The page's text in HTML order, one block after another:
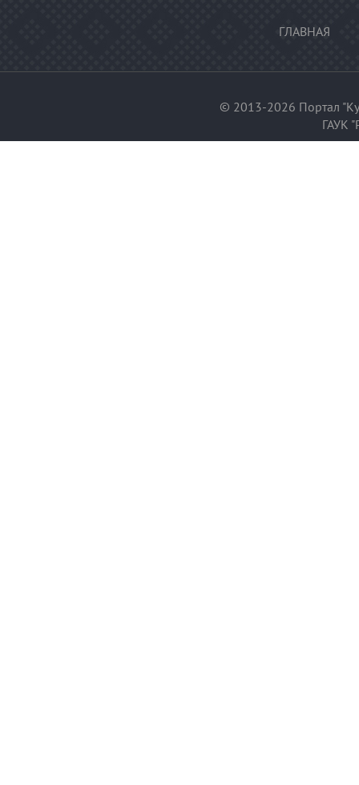
ГЛАВНАЯ
© 2013-2026 Портал
ГАУК